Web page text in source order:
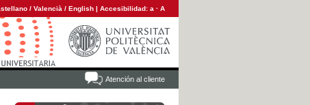
/ Valencià / English | Accesibilidad: a · A
Atención al cliente